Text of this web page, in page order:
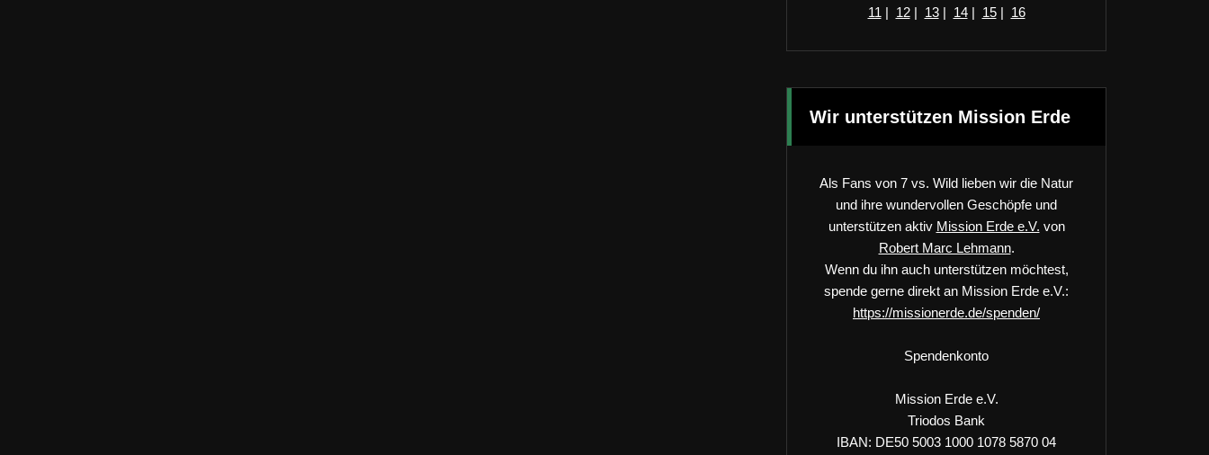
11 | 12| 13| 14| 15| 16
Wir unterstützen Mission Erde
Als Fans von 7 vs. Wild lieben wir die Natur
und ihre wundervollen Geschöpfe und
unterstützen aktiv Mission Erde e.V. von
Robert Marc Lehmann.
Wenn du ihn auch unterstützen möchtest,
spende gerne direkt an Mission Erde e.V.:
https://missionerde.de/spenden/
Spendenkonto
Mission Erde e.V.
Triodos Bank
IBAN: DE50 5003 1000 1078 5870 04